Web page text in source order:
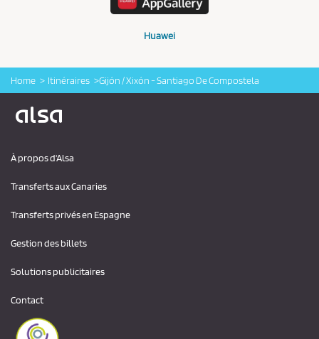
Huawei
Home Itinéraires Gijón / Xixón - Santiago De Compostela
À propos d'Alsa
Transferts aux Canaries
Transferts privés en Espagne
Gestion des billets
Solutions publicitaires
Contact
Logo Alsa